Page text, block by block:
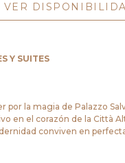
VER
Y SUITES
por la magia de Palazzo
en el corazón de la Città
conviven en